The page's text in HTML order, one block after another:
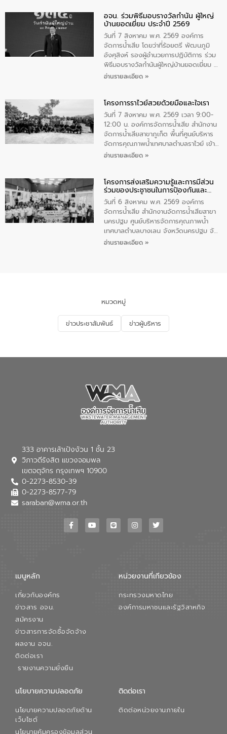
ทิพย์คำ รองผู้ว่าราชการจังหวัดมุกดาหาร
เป็นประธานในพิธี ณ เรือนจําชั่วคราวนาโสก
ตําบลนาโสก อําเภอเมืองมุกดาหาร จังหวัด
มุกดาหาร โดยในกิจกรรมได้ร่วมปลูกป่า และ
ทําความสะอาดภายในบริเวณ จัดกิจกรรม
เพื่อถวายเป็นพระราชกุศล สมเด็จพระนาง
เจ้าสิริกิติ์พระบรมราชินีนาถ พระบรมราช
อจน. ร่วมพิธีมอบรางวัลกำนัน ผู้ใหญ่
บ้านยอดเยี่ยม ประจำปี 2569
วันที่ 7 สิงหาคม พ.ศ. 2569 องค์การ
จัดการน้ำเสีย โดยว่าที่ร้อยตรี พัฒนภูมิ
อังศุสิงห์ รองผู้อำนวยการปฏิบัติการ ร่วม
พิธีมอบรางวัลกำนันผู้ใหญ่บ้านยอดเยี่ยม ณ
ทำเนียบรัฐบาล โดยมีนายอนุทิน ชาญวีรกูล
ทองคำและประกาศเกียรติคุณให้แก่ กำนัน
ผู้ใหญ่บ้านยอดเยี่ยม พร้อมกล่าวชื่นชม ให้
โอวาท และมอบนโยบาย
อ่านรายละเอียด »
โครงการราไวย์สวยด้วยมือและใจเรา
วันที่ 7 สิงหาคม พ.ศ. 2569 เวลา 9:00-
12:00 น. องค์การจัดการน้ำเสีย สำนักงาน
จัดการน้ำเสียสาขาภูเก็ต พื้นที่ศูนย์บริหาร
จัดการคุณภาพน้ำเทศบาลตำบลราไวย์ เข้า
ร่วมโครงการราไวย์สวยด้วยมือและใจเรา
ประชาชน ตัวแทนจากโรงแรมต่างๆ ในเขต
เทศบาลตำบลราไวย์ ศูนย์บริหารจัดการ
คุณภาพน้ำเทศบาลตำบลราไวย์ นำโดยนาย
น้อย แก้วเศษ ผู้จัดการสำนักงานจัดการน้ำ
เสียสาขาภูเก็ต พร้อมด้วยเจ้าหน้าที่ จำนวน
5 คน ร่วมทำกิจกรรม ทำความสะอาด
ชายหาดและแหล่งท่องเที่ยว ณ บริเวณ
อ่านรายละเอียด »
โครงการส่งเสริมความรู้และการมีส่วน
ร่วมของประชาชนในการป้องกันและ
แก้ไขปัญหาน้ำเสียอย่างยั่งยืน
วันที่ 6 สิงหาคม พ.ศ. 2569 องค์การ
จัดการน้ำเสีย สำนักงานจัดการน้ำเสียสาขา
นครปฐม ศูนย์บริหารจัดการคุณภาพน้ำ
เทศบาลตำบลบางเลน จังหวัดนครปฐม จัด
กิจกรรมภายใต้โครงการส่งเสริมความรู้และ
จัดการน้ำเสียและสร้างจิตสำนึกในการ
อนุรักษ์สิ่งแวดล้อม ในหัวข้อ “น้ำเสียชุมชน
และการบำบัดน้ำเสียเบื้องต้น” โดยให้ความรู้
เกี่ยวกับสาเหตุและผลกระทบของน้ำเสีย
ณ เทศบาลตำบลบางเลน จังหวัดนครปฐม
อ่านรายละเอียด »
หมวดหมู่
ข่าวประชาสัมพันธ์ ข่าวผู้บริหาร
333 อาคารเล้าเป้งง้วน 1 ชั้น 23
วิภาวดีรังสิต แขวงจอมพล
เขตจตุจักร กรุงเทพฯ 10900
0-2273-8530-39
0-2273-8577-79
saraban@wma.or.th
เมนูหลัก
เกี่ยวกับองค์กร
ข่าวสาร อจน.
สมัครงาน
ข่าวสารการจัดซื้อจัดจ้าง
ผลงาน อจน.
ติดต่อเรา
รายงานความยั่งยืน
หน่วยงานที่เกียวข้อง
กระทรวงมหาดไทย
องค์การมหาชนและรัฐวิสาหกิจ
นโยบายความปลอดภัย
นโยบายความปลอดภัยด้าน
เว็บไซต์
นโยบายคุ้มครองข้อมูลส่วน
ติดต่อเรา
ติดต่อหน่วยงานภายใน